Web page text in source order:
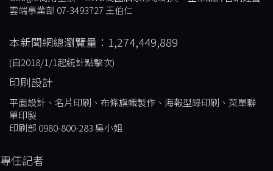
雲端事業部 07-3493727 王伯仁
本新聞網總瀏覽量：1,274,449,889
(自2018/1/1起統計點擊次)
印刷設計
平面設計、名片印刷、布條旗幟製作、海報型錄印刷、菜單聯
單印製
印刷部 0980-800-283 吳小姐
專任記者